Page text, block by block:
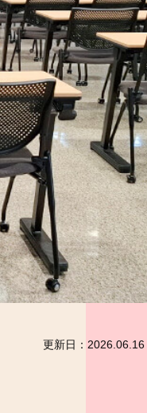
更新日： 2026.06.16